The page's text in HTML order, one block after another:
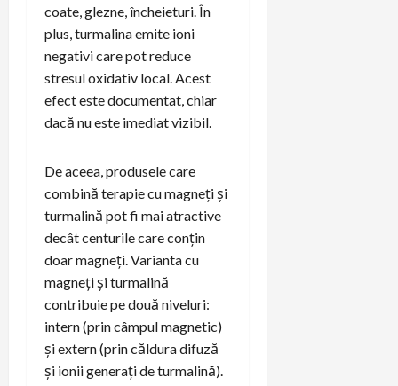
coate, glezne, încheieturi. În
plus, turmalina emite ioni
negativi care pot reduce
stresul oxidativ local. Acest
efect este documentat, chiar
dacă nu este imediat vizibil.
De aceea, produsele care
combină terapie cu magneți și
turmalină pot fi mai atractive
decât centurile care conțin
doar magneți. Varianta cu
magneți și turmalină
contribuie pe două niveluri:
intern (prin câmpul magnetic)
și extern (prin căldura difuză
și ionii generați de turmalină).